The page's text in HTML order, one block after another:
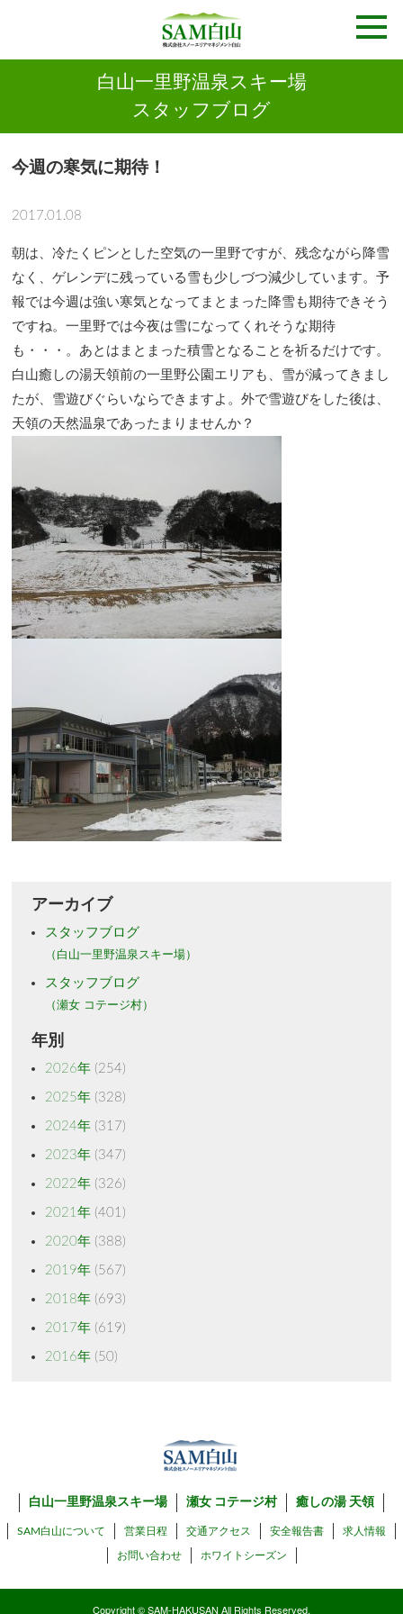
白山一里野温泉スキー場
スタッフブログ
今週の寒気に期待！
2017.01.08
朝は、冷たくピンとした空気の一里野ですが、残念ながら降雪
なく、ゲレンデに残っている雪も少しづつ減少しています。予
報では今週は強い寒気となってまとまった降雪も期待できそう
ですね。一里野では今夜は雪になってくれそうな期待
も・・・。あとはまとまった積雪となることを祈るだけです。
白山癒しの湯天領前の一里野公園エリアも、雪が減ってきまし
たが、雪遊びぐらいならできますよ。外で雪遊びをした後は、
天領の天然温泉であったまりませんか？
アーカイブ
スタッフブログ
（白山一里野温泉スキー場）
スタッフブログ
（瀬女 コテージ村）
年別
2026年(254)
2025年(328)
2024年(317)
2023年(347)
2022年(326)
2021年(401)
2020年(388)
2019年(567)
2018年(693)
2017年(619)
2016年(50)
白山一里野温泉スキー場 瀬女 コテージ村 癒しの湯 天領
SAM白山について 営業日程 交通アクセス 安全報告書 求人情報
お問い合わせ ホワイトシーズン
Copyright © SAM-HAKUSAN All Rights Reserved.